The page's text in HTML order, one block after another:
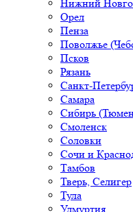
Нижний
Орел
Пенза
Поволжье
Псков
Рязань
Санкт-
Самара
Сибирь
Смоленск
Соловки
Сочи и
Тамбов
Тверь, Селигер
Тула
Удмуртия